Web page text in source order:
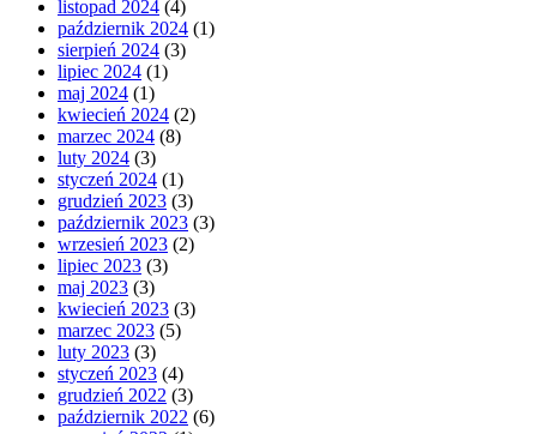
listopad 2024 (4)
październik 2024 (1)
sierpień 2024 (3)
lipiec 2024 (1)
maj 2024 (1)
kwiecień 2024 (2)
marzec 2024 (8)
luty 2024 (3)
styczeń 2024 (1)
grudzień 2023 (3)
październik 2023 (3)
wrzesień 2023 (2)
lipiec 2023 (3)
maj 2023 (3)
kwiecień 2023 (3)
marzec 2023 (5)
luty 2023 (3)
styczeń 2023 (4)
grudzień 2022 (3)
październik 2022 (6)